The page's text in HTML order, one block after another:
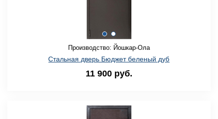
Производство: Йошкар-Ола
Стальная дверь Бюджет беленый дуб
11 900 руб.